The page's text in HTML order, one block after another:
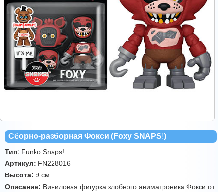
Сборно-разборная Фокси (Foxy SNAPS!)
Тип: Funko Snaps!
Артикул: FN228016
Высота: 9 см
Описание: Виниловая фигурка злобного аниматроника Фокси от